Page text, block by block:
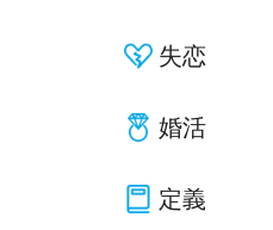
失恋
婚活
定義